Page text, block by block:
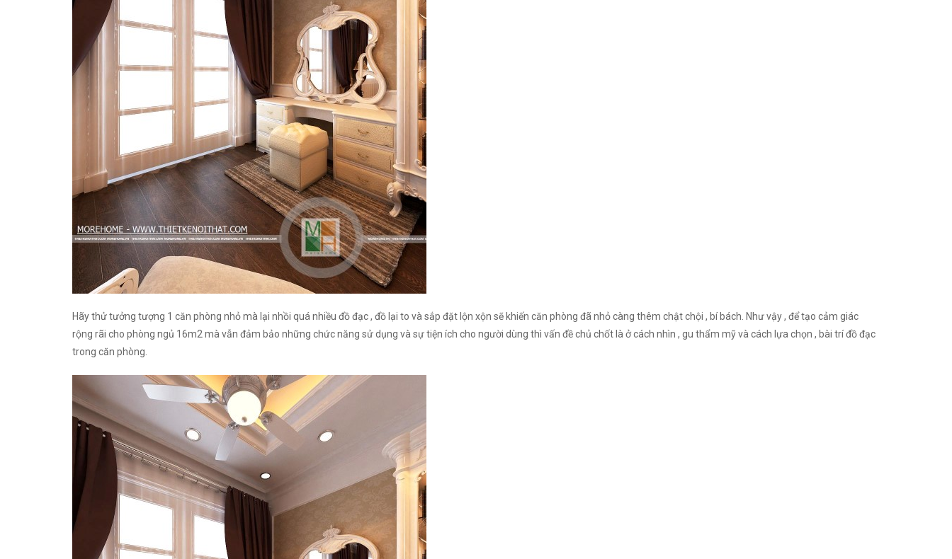
Hãy thử tưởng tượng 1 căn phòng nhỏ mà lại nhồi quá nhiều đồ đạc , đồ lại to và sắp đặt lộn xộn sẽ khiến căn phòng đã nhỏ càng thêm chật chội , bí bách. Như vậy , để tạo cảm giác
rộng rãi cho phòng ngủ 16m2 mà vẫn đảm bảo những chức năng sử dụng và sự tiện ích cho người dùng thì vấn đề chủ chốt là ở cách nhìn , gu thẩm mỹ và cách lựa chọn , bài trí đồ đạc
trong căn phòng.